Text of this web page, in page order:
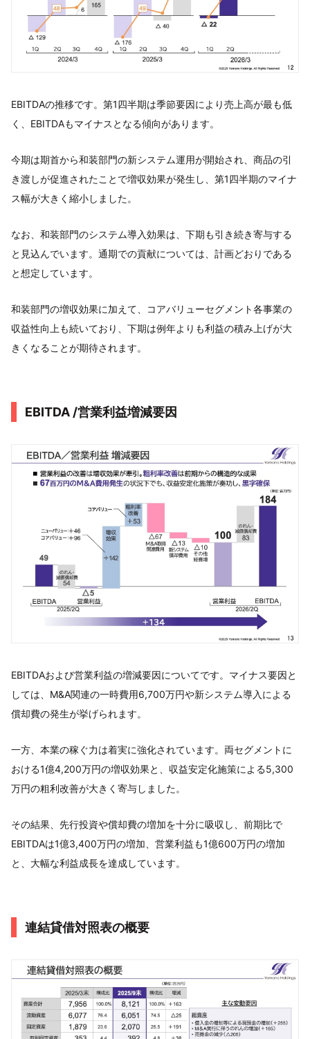
EBITDAの推移です。第1四半期は季節要因により売上高が最も低
く、EBITDAもマイナスとなる傾向があります。
今期は期首から和装部門の新システム運用が開始され、商品の引
き渡しが促進されたことで増収効果が発生し、第1四半期のマイナ
ス幅が大きく縮小しました。
なお、和装部門のシステム導入効果は、下期も引き続き寄与する
と見込んでいます。通期での貢献については、計画どおりである
と想定しています。
和装部門の増収効果に加えて、コアバリューセグメント各事業の
収益性向上も続いており、下期は例年よりも利益の積み上げが大
きくなることが期待されます。
EBITDA /営業利益増減要因
EBITDAおよび営業利益の増減要因についてです。マイナス要因と
しては、M&A関連の一時費用6,700万円や新システム導入による
償却費の発生が挙げられます。
一方、本業の稼ぐ力は着実に強化されています。両セグメントに
おける1億4,200万円の増収効果と、収益安定化施策による5,300
万円の粗利改善が大きく寄与しました。
その結果、先行投資や償却費の増加を十分に吸収し、前期比で
EBITDAは1億3,400万円の増加、営業利益も1億600万円の増加
と、大幅な利益成長を達成しています。
連結貸借対照表の概要